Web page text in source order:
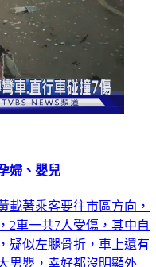
婦、嬰兒
載著乘客要往市區方向，
2車一共7人受傷，其中自
疑似左腿骨折，車上還有
男嬰，幸好都沒明顯外